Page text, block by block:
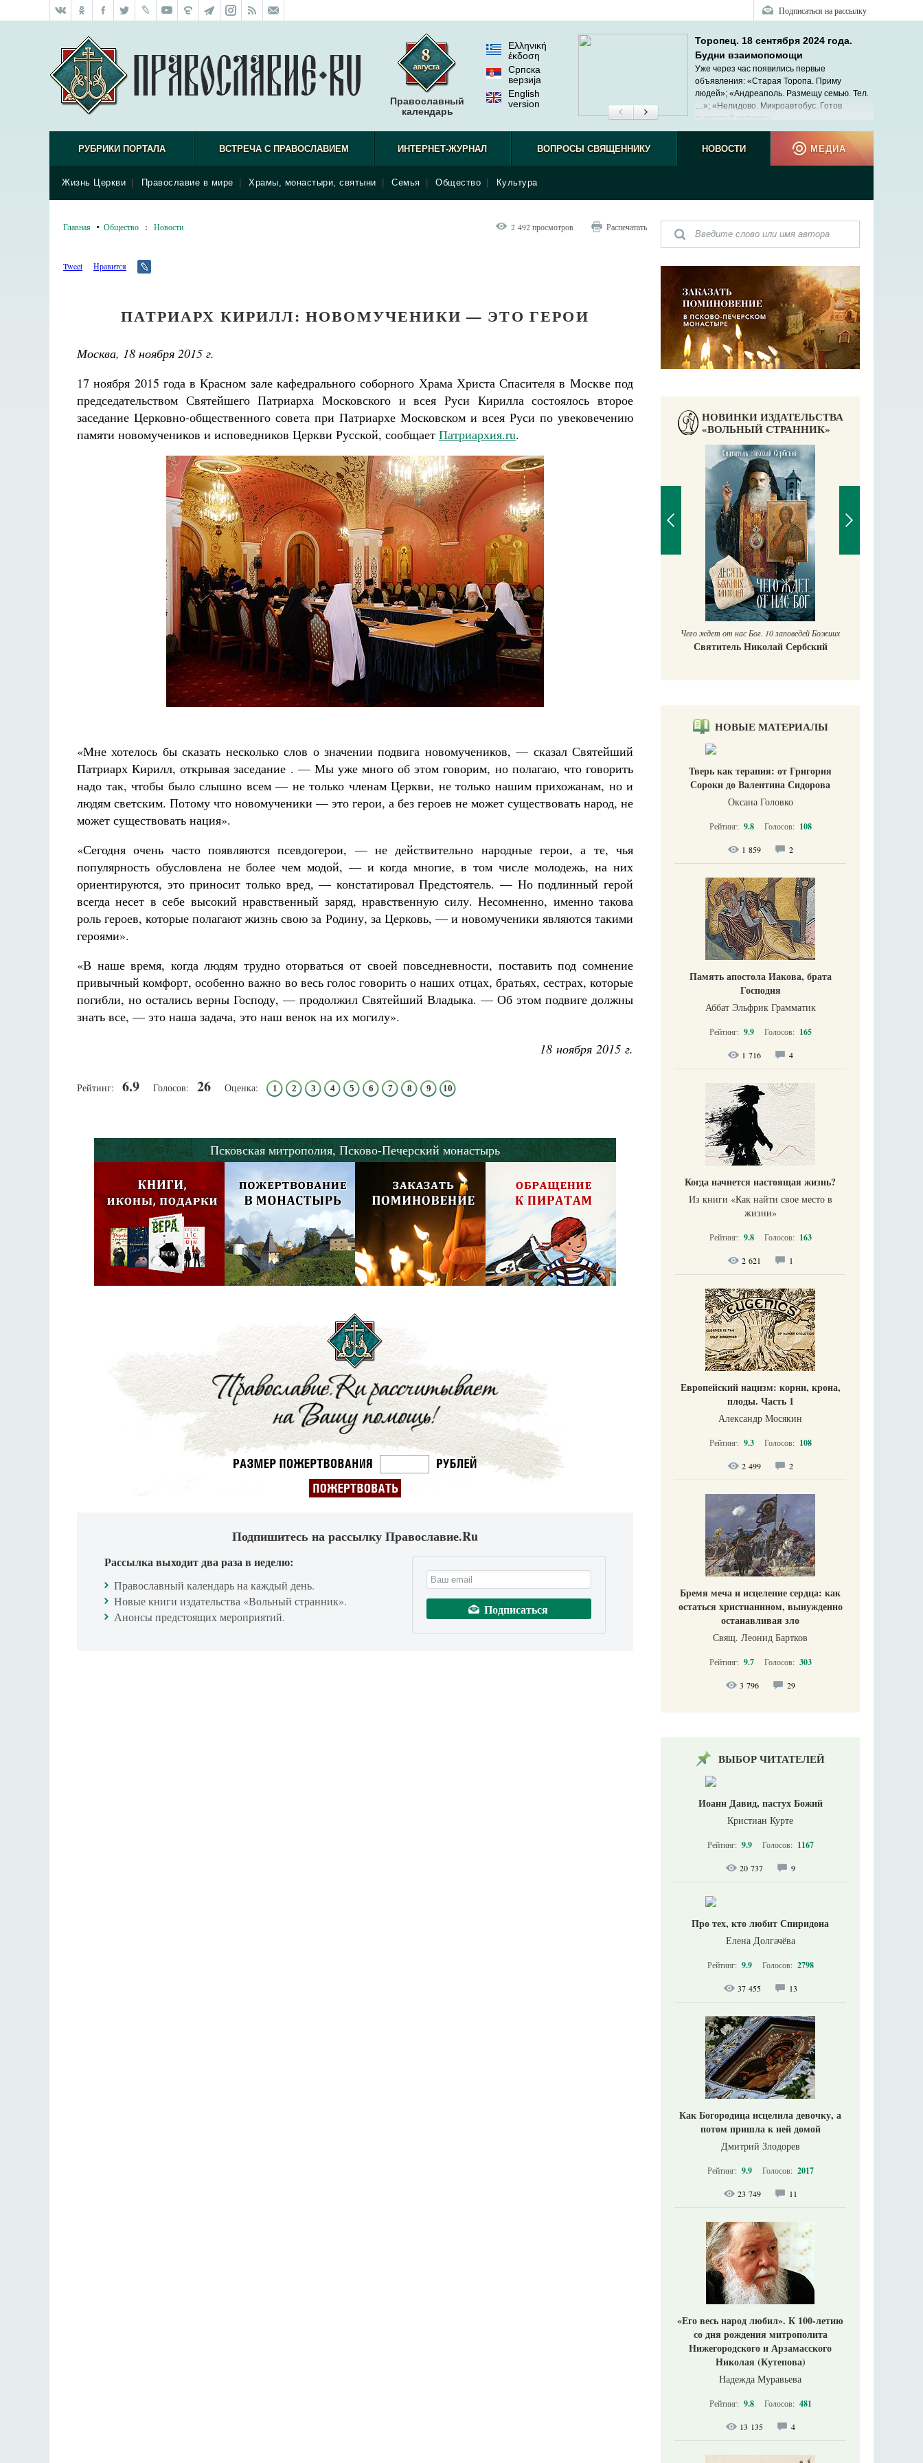
Подписаться на рассылку
Православный
календарь
Ελληνική
έκδοση
Српска
верзиjа
English
version
Торопец. 18 сентября 2024 года.
Будни взаимопомощи
Уже через час появились первые
объявления: «Старая Торопа. Приму
людей»; «Андреаполь. Размещу семью. Тел.
…»; «Нелидово. Микроавтобус. Готов
вывезти 8 человек»...
РУБРИКИ ПОРТАЛА ВСТРЕЧА С ПРАВОСЛАВИЕМ ИНТЕРНЕТ-ЖУРНАЛ ВОПРОСЫ СВЯЩЕННИКУ НОВОСТИ
Жизнь Церкви Православие в мире Храмы, монастыри, святыни Семья Общество Культура
МЕДИА
Главная Общество : Новости 2 492 просмотров Распечатать
Tweet Нравится
ПАТРИАРХ КИРИЛЛ: НОВОМУЧЕНИКИ — ЭТО ГЕРОИ
Москва, 18 ноября 2015 г.
17 ноября 2015 года в Красном зале кафедрального соборного Храма Христа Спасителя в Москве под
председательством Святейшего Патриарха Московского и всея Руси Кирилла состоялось второе
заседание Церковно-общественного совета при Патриархе Московском и всея Руси по увековечению
памяти новомучеников и исповедников Церкви Русской, сообщает Патриархия.ru.
«Мне хотелось бы сказать несколько слов о значении подвига новомучеников, — сказал Святейший
Патриарх Кирилл, открывая заседание . — Мы уже много об этом говорим, но полагаю, что говорить
надо так, чтобы было слышно всем — не только членам Церкви, не только нашим прихожанам, но и
людям светским. Потому что новомученики — это герои, а без героев не может существовать народ, не
может существовать нация».
«Сегодня очень часто появляются псевдогерои, — не действительно народные герои, а те, чья
популярность обусловлена не более чем модой, — и когда многие, в том числе молодежь, на них
ориентируются, это приносит только вред, — констатировал Предстоятель. — Но подлинный герой
всегда несет в себе высокий нравственный заряд, нравственную силу. Несомненно, именно такова
роль героев, которые полагают жизнь свою за Родину, за Церковь, — и новомученики являются такими
героями».
«В наше время, когда людям трудно оторваться от своей повседневности, поставить под сомнение
привычный комфорт, особенно важно во весь голос говорить о наших отцах, братьях, сестрах, которые
погибли, но остались верны Господу, — продолжил Святейший Владыка. — Об этом подвиге должны
знать все, — это наша задача, это наш венок на их могилу».
18 ноября 2015 г.
Рейтинг: 6.9 Голосов: 26 Оценка: 1 2 3 4 5 6 7 8 9 10
Псковская митрополия, Псково-Печерский монастырь
Подпишитесь на рассылку Православие.Ru
Рассылка выходит два раза в неделю:
Православный календарь на каждый день.
Новые книги издательства «Вольный странник».
Анонсы предстоящих мероприятий.
НОВИНКИ ИЗДАТЕЛЬСТВА
«ВОЛЬНЫЙ СТРАННИК»
Разлуки не будет
Фредерика де Грааф
Как найти своё место в жизни
Кирилл Мурышев
Великомученик Георгий Победоносец. Научись у
Роман Котов Чего ждет от нас Бог. 10 заповедей Божиих
Святитель Николай Сербский
НОВЫЕ МАТЕРИАЛЫ
Тверь как терапия: от Григория
Сороки до Валентина Сидорова
Оксана Головко
Рейтинг: 9.8 Голосов: 108
1 859 2
Память апостола Иакова, брата
Господня
Аббат Эльфрик Грамматик
Рейтинг: 9.9 Голосов: 165
1 716 4
Когда начнется настоящая жизнь?
Из книги «Как найти свое место в
жизни​»
Рейтинг: 9.8 Голосов: 163
2 621 1
Европейский нацизм: корни, крона,
плоды. Часть 1
Александр Мосякин
Рейтинг: 9.3 Голосов: 108
2 499 2
Бремя меча и исцеление сердца: как
остаться христианином, вынужденно
останавливая зло
Свящ. Леонид Бартков
Рейтинг: 9.7 Голосов: 303
3 796 29
ВЫБОР ЧИТАТЕЛЕЙ
Иоанн Давид, пастух Божий
Кристиан Курте
Рейтинг: 9.9 Голосов: 1167
20 737 9
Про тех, кто любит Спиридона
Елена Долгачёва
Рейтинг: 9.9 Голосов: 2798
37 455 13
Как Богородица исцелила девочку, а
потом пришла к ней домой
Дмитрий Злодорев
Рейтинг: 9.9 Голосов: 2017
23 749 11
«Его весь народ любил». К 100-летию
со дня рождения митрополита
Нижегородского и Арзамасского
Николая (Кутепова)
Надежда Муравьева
Рейтинг: 9.8 Голосов: 481
13 135 4